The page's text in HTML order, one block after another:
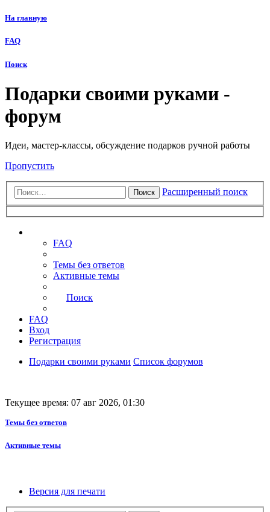
На главную
FAQ
Поиск
Подарки своими руками -
форум
Идеи, мастер-классы, обсуждение подарков ручной работы
Пропустить
Поиск Расширенный поиск
FAQ
Темы без ответов
Активные темы
Поиск
FAQ
Вход
Регистрация
Подарки своими руками Список форумов
Текущее время: 07 авг 2026, 01:30
Темы без ответов
Активные темы
Версия для печати